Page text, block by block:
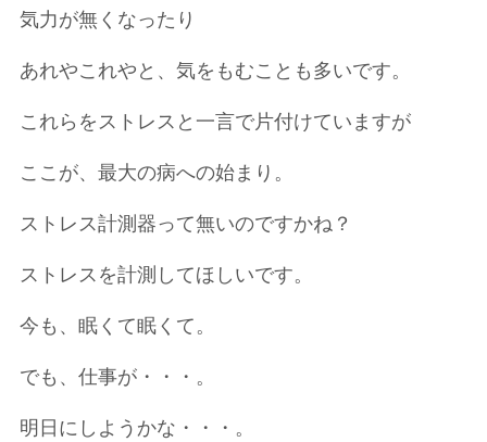
気力が無くなったり
あれやこれやと、気をもむことも多いです。
これらをストレスと一言で片付けていますが
ここが、最大の病への始まり。
ストレス計測器って無いのですかね？
ストレスを計測してほしいです。
今も、眠くて眠くて。
でも、仕事が・・・。
明日にしようかな・・・。